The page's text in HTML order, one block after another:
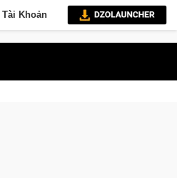
Tài Khoản
PvP tọa độ đỉnh cao đưa bạn vào các